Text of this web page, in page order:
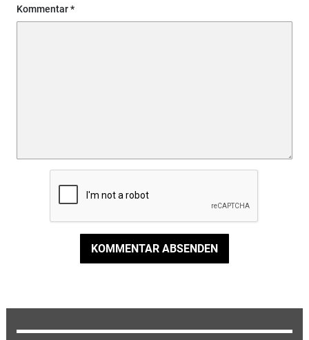
Kommentar
KOMMENTAR ABSENDEN